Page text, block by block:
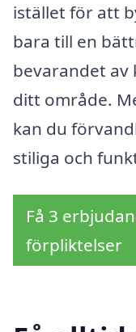
istället för att
bara till en
bevarandet
ditt område.
kan du
stiliga och
Få 3
förpliktelser